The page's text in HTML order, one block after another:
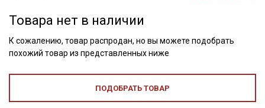
Товара нет в наличии
К сожалению, товар распродан, но вы можете подобрать
похожий товар из представленных ниже
ПОДОБРАТЬ ТОВАР